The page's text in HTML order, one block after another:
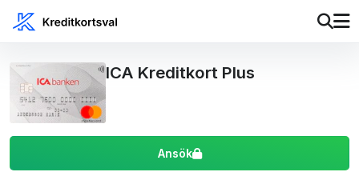
Ansök
ICA Kreditkort Plus